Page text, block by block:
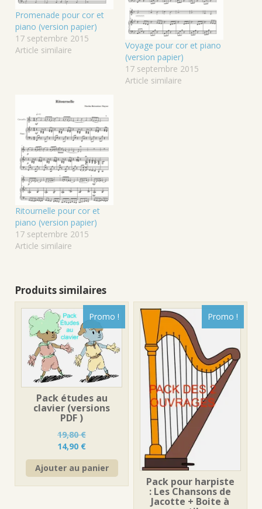
Promenade pour cor et
piano (version papier)
17 septembre 2015
Article similaire
Voyage pour cor et piano
(version papier)
17 septembre 2015
Article similaire
Ritournelle pour cor et
piano (version papier)
17 septembre 2015
Article similaire
Produits similaires
Promo !
Pack études au
clavier (versions
PDF )
19,80€
Le
prix
initial
était :
14,90 €Le
prix
actuel
est :
Ajouter au panier
Promo !
Pack pour harpiste
: Les Chansons de
Jacotte + Boite à